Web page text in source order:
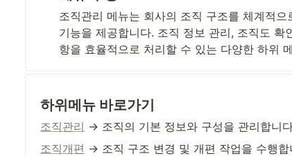
조직관리 메뉴는 회사의 조직 구조를 체계적으
기능을 제공합니다. 조직 정보 관리, 조직도 확
항을 효율적으로 처리할 수 있는 다양한 하위
하위메뉴 바로가기
조직관리 → 조직의 기본 정보와 구성을 관리합니
조직개편 → 조직 구조 변경 및 개편 작업을 수행합